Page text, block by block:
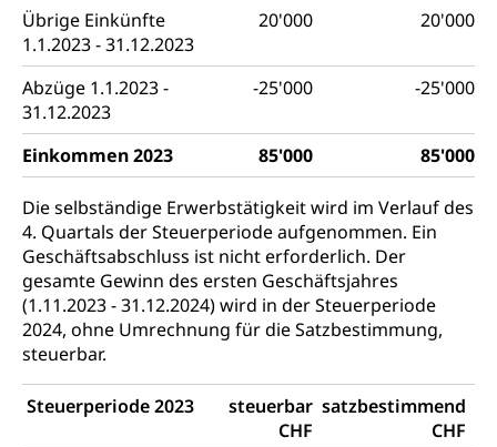
Übrige Einkünfte
1.1.2023 - 31.12.2023
20'000 20'000
Abzüge 1.1.2023 -
31.12.2023
-25'000 -25'000
Einkommen 2023 85'000 85'000
Die selbständige Erwerbstätigkeit wird im Verlauf des
4. Quartals der Steuerperiode aufgenommen. Ein
Geschäftsabschluss ist nicht erforderlich. Der
gesamte Gewinn des ersten Geschäftsjahres
(1.11.2023 - 31.12.2024) wird in der Steuerperiode
2024, ohne Umrechnung für die Satzbestimmung,
steuerbar.
Steuerperiode 2023
steuerbar
CHF
satzbestimmend
CHF